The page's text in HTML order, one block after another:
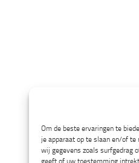
Om de beste ervaringen te
je apparaat op te slaan en/of te
wij gegevens zoals surfgedrag
geeft of uw toestemming